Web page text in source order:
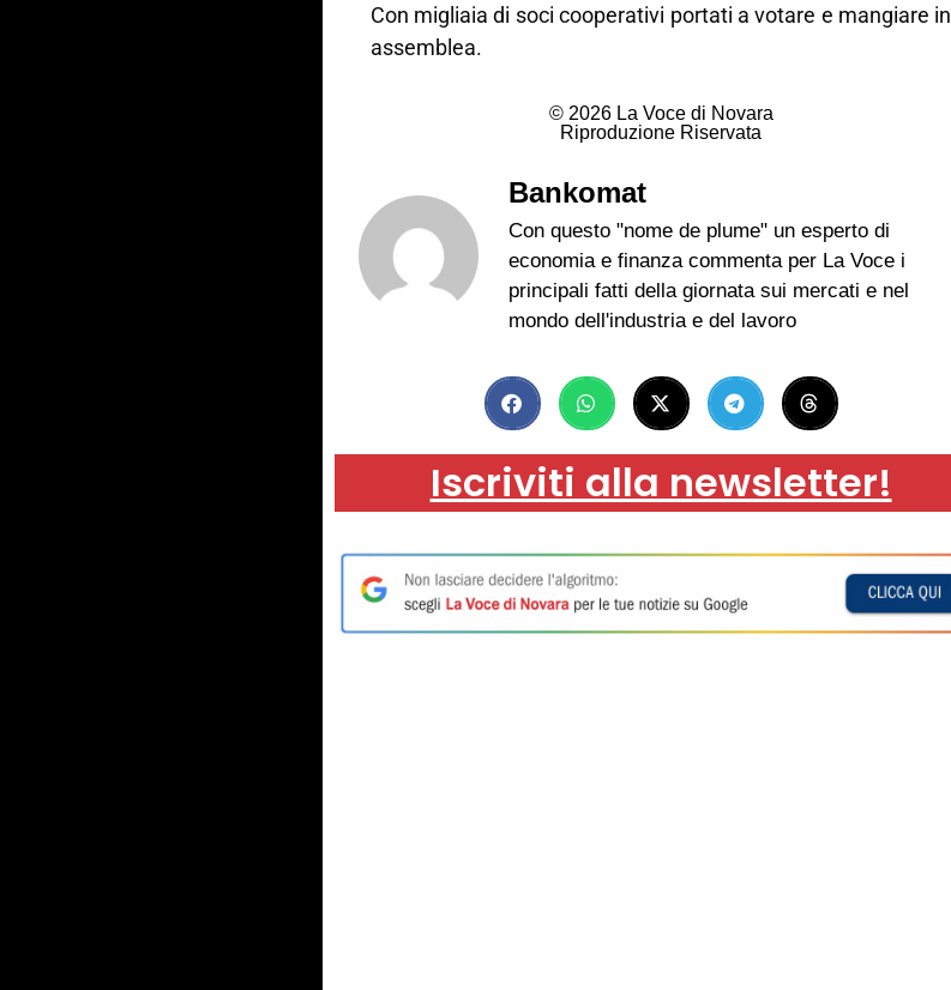
Con migliaia di soci cooperativi portati a votare e mangiare in
assemblea.
© 2026 La Voce di Novara
Riproduzione Riservata
Bankomat
Con questo "nome de plume" un esperto di
economia e finanza commenta per La Voce i
principali fatti della giornata sui mercati e nel
mondo dell'industria e del lavoro
Iscriviti alla newsletter!